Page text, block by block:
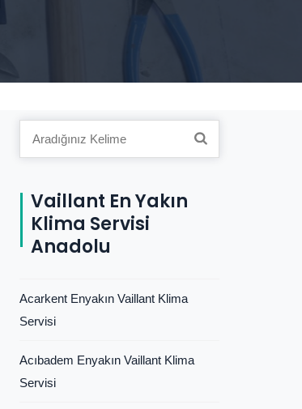
Vaillant En Yakın
Klima Servisi
Anadolu
Acarkent Enyakın Vaillant Klima
Servisi
Acıbadem Enyakın Vaillant Klima
Servisi